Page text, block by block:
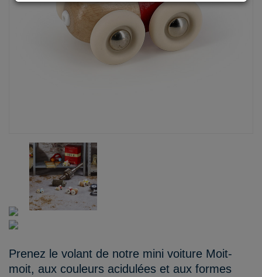
Prenez le volant de notre mini voiture Moit-
moit, aux couleurs acidulées et aux formes